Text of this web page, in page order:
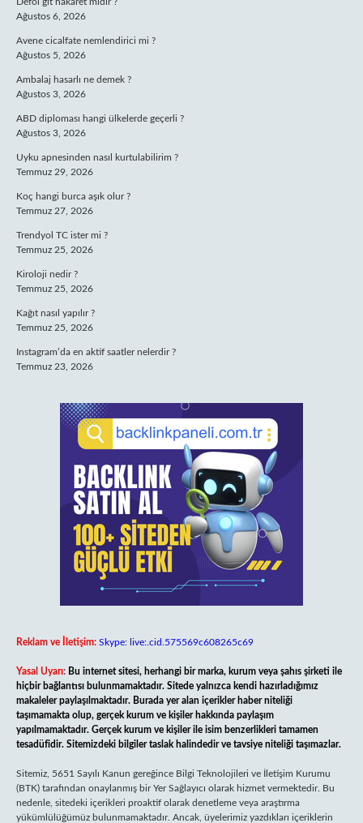
Ağustos 6, 2026
Avene cicalfate nemlendirici mi ?
Ağustos 5, 2026
Ambalaj hasarlı ne demek ?
Ağustos 3, 2026
ABD diploması hangi ülkelerde geçerli ?
Ağustos 3, 2026
Uyku apnesinden nasıl kurtulabilirim ?
Temmuz 29, 2026
Koç hangi burca aşık olur ?
Temmuz 27, 2026
Trendyol TC ister mi ?
Temmuz 25, 2026
Kiroloji nedir ?
Temmuz 25, 2026
Kağıt nasıl yapılır ?
Temmuz 25, 2026
Instagram’da en aktif saatler nelerdir ?
Temmuz 23, 2026
Reklam ve İletişim: Skype: live:.cid.575569c608265c69
Yasal Uyarı: Bu internet sitesi, herhangi bir marka, kurum veya şahıs şirketi ile
hiçbir bağlantısı bulunmamaktadır. Sitede yalnızca kendi hazırladığımız
makaleler paylaşılmaktadır. Burada yer alan içerikler haber niteliği
taşımamakta olup, gerçek kurum ve kişiler hakkında paylaşım
yapılmamaktadır. Gerçek kurum ve kişiler ile isim benzerlikleri tamamen
tesadüfidir. Sitemizdeki bilgiler taslak halindedir ve tavsiye niteliği taşımazlar.
Sitemiz, 5651 Sayılı Kanun gereğince Bilgi Teknolojileri ve İletişim Kurumu
(BTK) tarafından onaylanmış bir Yer Sağlayıcı olarak hizmet vermektedir. Bu
nedenle, sitedeki içerikleri proaktif olarak denetleme veya araştırma
yükümlülüğümüz bulunmamaktadır. Ancak, üyelerimiz yazdıkları içeriklerin